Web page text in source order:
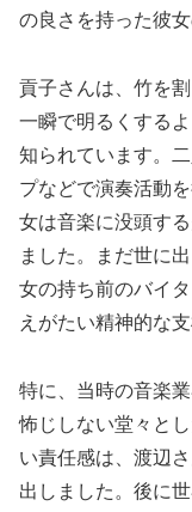
の良さを持った彼女
貢子さんは、竹を
一瞬で明るくする
知られています。
プなどで演奏活動
女は音楽に没頭す
ました。まだ世に
女の持ち前のバイ
えがたい精神的な
特に、当時の音楽
怖じしない堂々と
い責任感は、渡辺
出しました。後に